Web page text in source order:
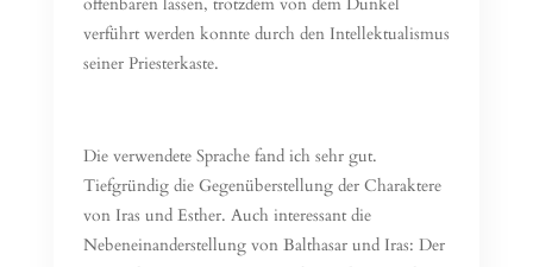
verführt werden konnte durch den Intellektualismus
seiner Priesterkaste.
Die verwendete Sprache fand ich sehr gut.
Tiefgründig die Gegenüberstellung der Charaktere
von Iras und Esther. Auch interessant die
Nebeneinanderstellung von Balthasar und Iras: Der